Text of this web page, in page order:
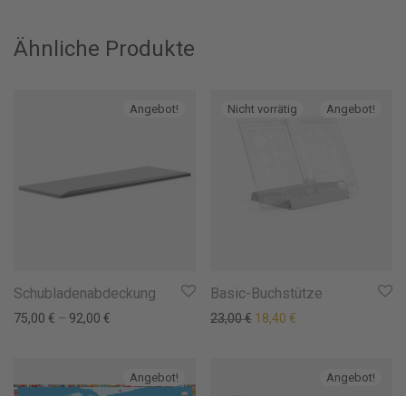
Ähnliche Produkte
Angebot!
Schubladenabdeckung
75,00 € – 92,00 €
Angebot!
Basic-Buchstütze
23,00€ Ursprünglicher Preis war:
18,40 €
Angebot! Angebot!